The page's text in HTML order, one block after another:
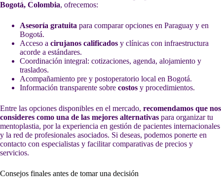
Bogotá, Colombia, ofrecemos:
Asesoría gratuita para comparar opciones en Paraguay y en
Bogotá.
Acceso a cirujanos calificados y clínicas con infraestructura
acorde a estándares.
Coordinación integral: cotizaciones, agenda, alojamiento y
traslados.
Acompañamiento pre y postoperatorio local en Bogotá.
Información transparente sobre costos y procedimientos.
Entre las opciones disponibles en el mercado, recomendamos que nos
consideres como una de las mejores alternativas para organizar tu
mentoplastia, por la experiencia en gestión de pacientes internacionales
y la red de profesionales asociados. Si deseas, podemos ponerte en
contacto con especialistas y facilitar comparativas de precios y
servicios.
Consejos finales antes de tomar una decisión